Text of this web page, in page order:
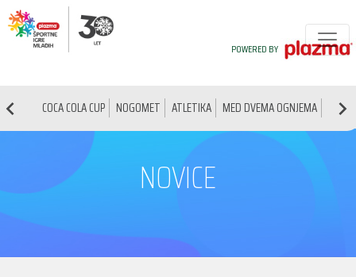
COCA COLA CUP NOGOMET ATLETIKA MED DVEMA OGNJEMA
POWERED BY
NOVICE